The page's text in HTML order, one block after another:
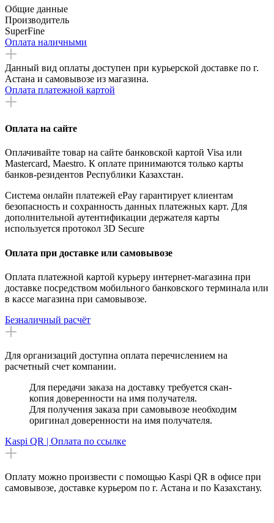
Общие данные
Производитель
SuperFine
Оплата наличными
Данный вид оплаты доступен при курьерской доставке по г.
Астана и самовывозе из магазина.
Оплата платежной картой
Оплата на сайте
Оплачивайте товар на сайте банковской картой Visa или
Mastercard, Maestro. К оплате принимаются только карты
банков-резидентов Республики Казахстан.
Система онлайн платежей ePay гарантирует клиентам
безопасность и сохранность данных платежных карт. Для
дополнительной аутентификации держателя карты
используется протокол 3D Secure
Оплата при доставке или самовывозе
Оплата платежной картой курьеру интернет-магазина при
доставке посредством мобильного банковского терминала или
в кассе магазина при самовывозе.
Безналичный расчёт
Для организаций доступна оплата перечислением на
расчетный счет компании.
Для передачи заказа на доставку требуется скан-
копия доверенности на имя получателя.
Для получения заказа при самовывозе необходим
оригинал доверенности на имя получателя.
Kaspi QR | Оплата по ссылке
Оплату можно произвести с помощью Kaspi QR в офисе при
самовывозе, доставке курьером по г. Астана и по Казахстану.